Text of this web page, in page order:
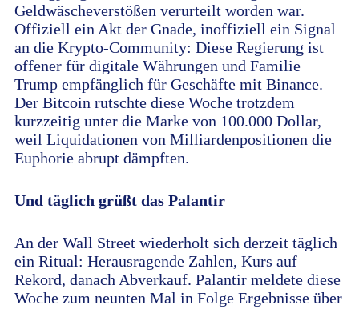
Geldwäscheverstößen verurteilt worden war.
Offiziell ein Akt der Gnade, inoffiziell ein Signal
an die Krypto-Community: Diese Regierung ist
offener für digitale Währungen und Familie
Trump empfänglich für Geschäfte mit Binance.
Der Bitcoin rutschte diese Woche trotzdem
kurzzeitig unter die Marke von 100.000 Dollar,
weil Liquidationen von Milliardenpositionen die
Euphorie abrupt dämpften.
Und täglich grüßt das Palantir
An der Wall Street wiederholt sich derzeit täglich
ein Ritual: Herausragende Zahlen, Kurs auf
Rekord, danach Abverkauf. Palantir meldete diese
Woche zum neunten Mal in Folge Ergebnisse über